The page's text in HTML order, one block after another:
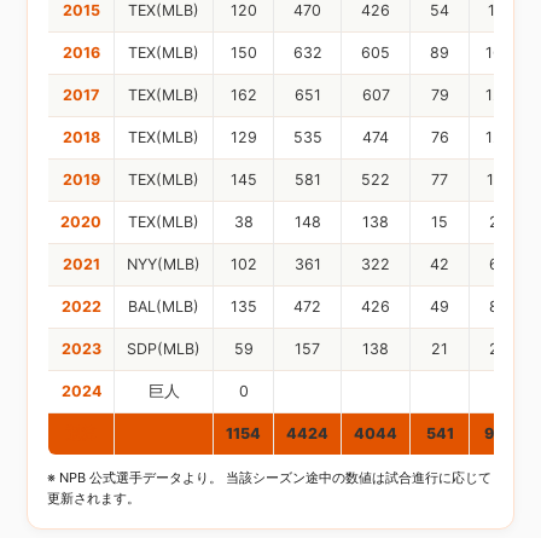
2015 TEX(MLB) 120 470 426 54 111
2016 TEX(MLB) 150 632 605 89 164
2017 TEX(MLB) 162 651 607 79 124
2018 TEX(MLB) 129 535 474 76 120
2019 TEX(MLB) 145 581 522 77 107
2020 TEX(MLB) 38 148 138 15 23
2021 NYY(MLB) 102 361 322 42 65
2022 BAL(MLB) 135 472 426 49 88
2023 SDP(MLB) 59 157 138 21 28
2024 巨人 0
1154 4424 4044 541 930
※ NPB 公式選手データより。 当該シーズン途中の数値は試合進行に応じて
更新されます。